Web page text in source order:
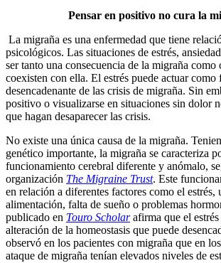
Pensar en positivo no cura la
La migraña es una enfermedad que tiene
psicológicos. Las situaciones de estrés,
ser tanto una consecuencia de la migraña como
coexisten con ella. El estrés puede actuar como
desencadenante de las crisis de migraña. Sin
positivo o visualizarse en situaciones sin dolor
que hagan desaparecer las crisis.
No existe una única causa de la migraña.
genético importante, la migraña se caracteriza
funcionamiento cerebral diferente y anómalo,
organización The Migraine Trust. Este
en relación a diferentes factores como el estrés,
alimentación, falta de sueño o problemas
publicado en Touro Scholarafirma que el
alteración de la homeostasis que puede
observó en los pacientes con migraña que en
ataque de migraña tenían elevados niveles de